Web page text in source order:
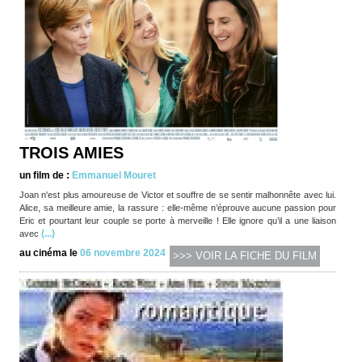
TROIS AMIES
un film de : Emmanuel Mouret
Joan n'est plus amoureuse de Victor et souffre de se sentir malhonnête avec lui.
Alice, sa meilleure amie, la rassure : elle-même n’éprouve aucune passion pour
Eric et pourtant leur couple se porte à merveille ! Elle ignore qu’il a une liaison
avec (...)
au cinéma le 06 novembre 2024 >>> VOIR LA FICHE DU FILM